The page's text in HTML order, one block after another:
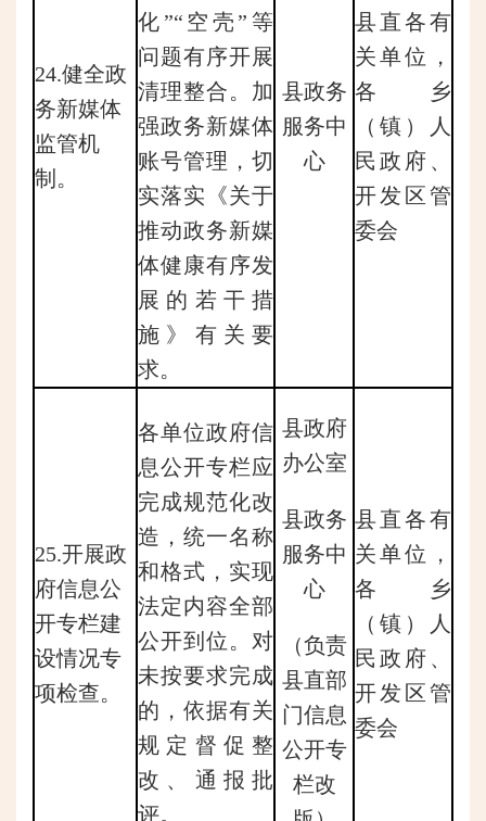
24.健全政
务新媒体
监管机
制。
化”“空壳”等
问题有序开展
清理整合。加
强政务新媒体
账号管理，切
实落实《关于
推动政务新媒
体健康有序发
展的若干措
施》有关要
求。
县政务
服务中
心
县直各有
关单位，
各乡
（镇）人
民政府、
开发区管
委会
25.开展政
府信息公
开专栏建
设情况专
项检查。
各单位政府信
息公开专栏应
完成规范化改
造，统一名称
和格式，实现
法定内容全部
公开到位。对
未按要求完成
的，依据有关
规定督促整
改、通报批
评。
县政府
办公室
县政务
服务中
心
（负责
县直部
门信息
公开专
栏改
县直各有
关单位，
各乡
（镇）人
民政府、
开发区管
委会